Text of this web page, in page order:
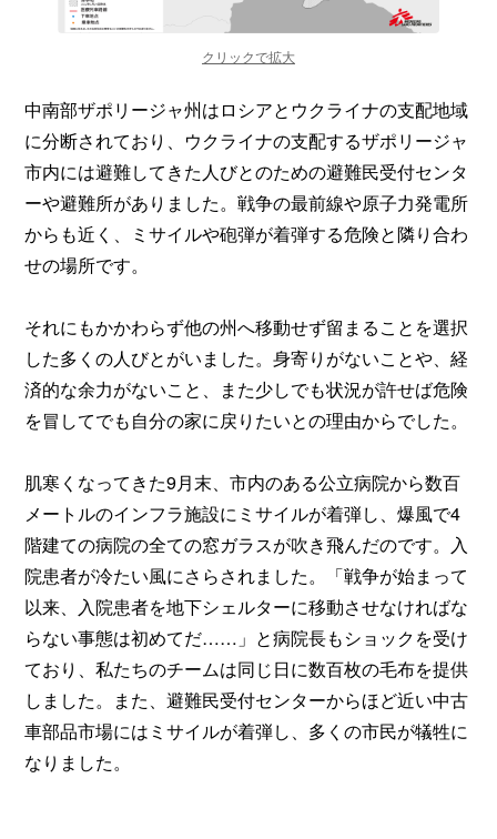
クリックで拡大
中南部ザポリージャ州はロシアとウクライナの支配地域
に分断されており、ウクライナの支配するザポリージャ
市内には避難してきた人びとのための避難民受付センタ
ーや避難所がありました。戦争の最前線や原子力発電所
からも近く、ミサイルや砲弾が着弾する危険と隣り合わ
せの場所です。
それにもかかわらず他の州へ移動せず留まることを選択
した多くの人びとがいました。身寄りがないことや、経
済的な余力がないこと、また少しでも状況が許せば危険
を冒してでも自分の家に戻りたいとの理由からでした。
肌寒くなってきた9月末、市内のある公立病院から数百
メートルのインフラ施設にミサイルが着弾し、爆風で4
階建ての病院の全ての窓ガラスが吹き飛んだのです。入
院患者が冷たい風にさらされました。「戦争が始まって
以来、入院患者を地下シェルターに移動させなければな
らない事態は初めてだ……」と病院長もショックを受け
ており、私たちのチームは同じ日に数百枚の毛布を提供
しました。また、避難民受付センターからほど近い中古
車部品市場にはミサイルが着弾し、多くの市民が犠牲に
なりました。